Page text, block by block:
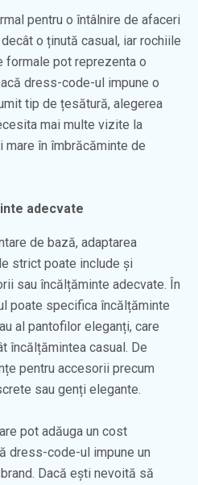
pentru o întâlnire de afaceri
o ținută casual, iar rochiile
formale pot reprezenta o
dress-code-ul impune o
tip de țesătură, alegerea
mai multe vizite la
în îmbrăcăminte de
adecvate
de bază, adaptarea
strict poate include și
sau încălțăminte adecvate. În
poate specifica încălțăminte
al pantofilor eleganți, care
încălțămintea casual. De
pentru accesorii precum
sau genți elegante.
pot adăuga un cost
dress-code-ul impune un
Dacă ești nevoită să